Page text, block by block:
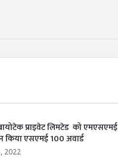
बायोटेक प्राइवेट लिमटेड को एमएसएमई
किया एसएमई 100 अवार्ड
2022